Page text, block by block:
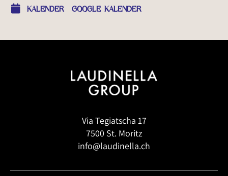
KALENDER GOOGLE KALENDER
Via Tegiatscha 17
7500 St. Moritz
info@laudinella.ch